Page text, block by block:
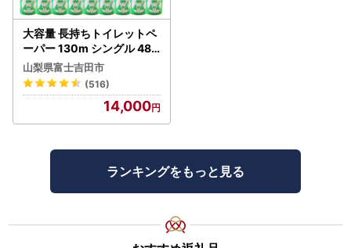
大容量 長持ちトイレットペ
ーパー 130m シングル 48R
芯なし 3倍巻 トイレット
山梨県富士吉田市
(516)
14,000
ランキングをもっと見る